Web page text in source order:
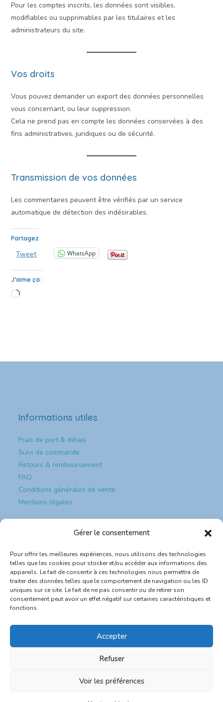
Gérer le consentement
Pour offrir les meilleures expériences, nous utilisons des technologies
telles que les cookies pour stocker et/ou accéder aux informations des
appareils. Le fait de consentir à ces technologies nous permettra de
traiter des données telles que le comportement de navigation ou les ID
uniques sur ce site. Le fait de ne pas consentir ou de retirer son
consentement peut avoir un effet négatif sur certaines caractéristiques et
fonctions.
Accepter
Refuser
Voir les préférences
Pour les comptes inscrits, les données sont visibles,
modifiables ou supprimables par les titulaires et les
administrateurs du site.
Vos droits
Vous pouvez demander un export des données personnelles
vous concernant, ou leur suppression.
Cela ne prend pas en compte les données conservées à des
fins administratives, juridiques ou de sécurité.
Transmission de vos données
Les commentaires peuvent être vérifiés par un service
automatique de détection des indésirables.
Partagez
Tweet WhatsApp
J’aime ça :
Informations utiles
Frais de port & délais
Suivi de commande
Retours & remboursement
FAQ
Conditions générales de vente
Mentions légales
Paiement et sécurité
Paiement & sécurité
💳 Paiement sécurisé CB
🔐 Site protégé SSL
📦 Expédition rapide depuis la France
💬 Service client réactif